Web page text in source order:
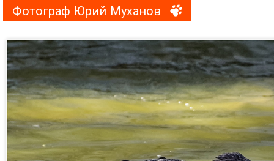
Фотограф Юрий Муханов